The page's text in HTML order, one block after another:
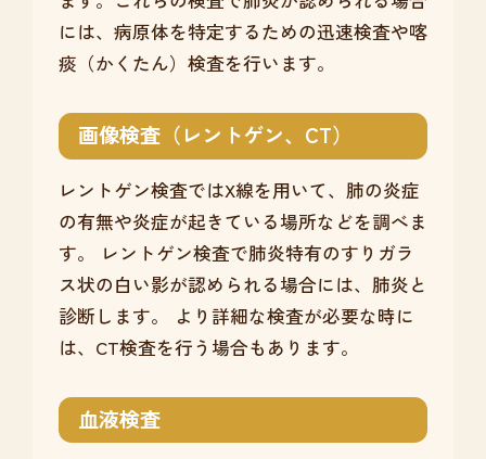
には、病原体を特定するための迅速検査や喀
痰（かくたん）検査を行います。
画像検査（レントゲン、CT）
レントゲン検査ではX線を用いて、肺の炎症
の有無や炎症が起きている場所などを調べま
す。 レントゲン検査で肺炎特有のすりガラ
ス状の白い影が認められる場合には、肺炎と
診断します。 より詳細な検査が必要な時に
は、CT検査を行う場合もあります。
血液検査